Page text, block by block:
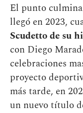
El punto
llegó en 2023,
Scudetto de su
con Diego
celebraciones
proyecto
más tarde, en
un nuevo título